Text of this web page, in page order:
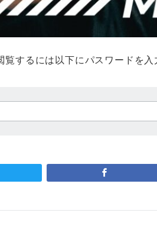
するには以下にパスワードを入